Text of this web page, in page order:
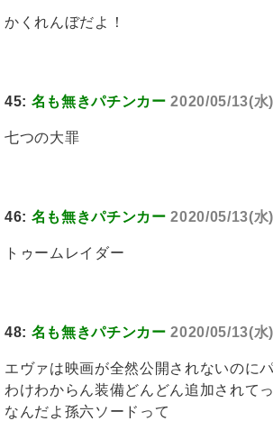
かくれんぼだよ！
45: 名も無きパチンカー 2020/05/13(
七つの大罪
46: 名も無きパチンカー 2020/05/13(
トゥームレイダー
48: 名も無きパチンカー 2020/05/13(
エヴァは映画が全然公開されないのに
わけわからん装備どんどん追加されて
なんだよ孫六ソードって